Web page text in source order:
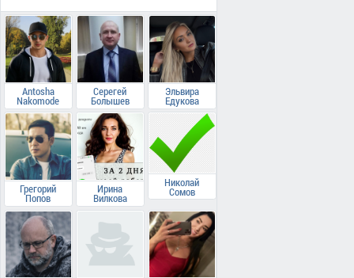
Antosha
Nakomode
Серегей
Болышев
Эльвира
Едукова
Грегорий
Попов
Ирина
Вилкова
Николай
Сомов